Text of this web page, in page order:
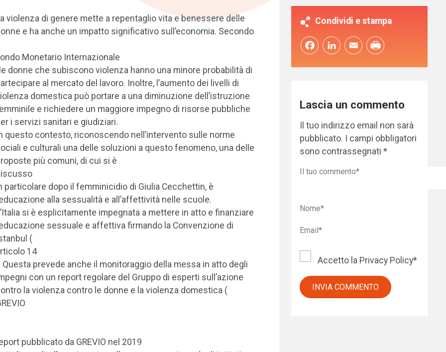
violenza di genere mette a repentaglio vita e benessere delle
e ha anche un impatto significativo sull’economia. Secondo
Monetario Internazionale
donne che subiscono violenza hanno una minore probabilità di
al mercato del lavoro. Inoltre, l’aumento dei livelli di
domestica può portare a una diminuzione dell’istruzione
e richiedere un maggiore impegno di risorse pubbliche
i servizi sanitari e giudiziari.
questo contesto, riconoscendo nell’intervento sulle norme
e culturali una delle soluzioni a questo fenomeno, una delle
più comuni, di cui si è
particolare dopo il femminicidio di Giulia Cecchettin, è
alla sessualità e all’affettività nelle scuole.
si è esplicitamente impegnata a mettere in atto e finanziare
sessuale e affettiva firmando la Convenzione di
(
14
Questa prevede anche il monitoraggio della messa in atto degli
con un report regolare del Gruppo di esperti sull’azione
la violenza contro le donne e la violenza domestica (
pubblicato da GREVIO nel 2019
Condividi e stampa
FacebookLinkedInEmail
Lascia un commento
Il tuo indirizzo email non sarà
pubblicato.
I campi obbligatori
sono contrassegnati*
Accetto la Privacy Policy*